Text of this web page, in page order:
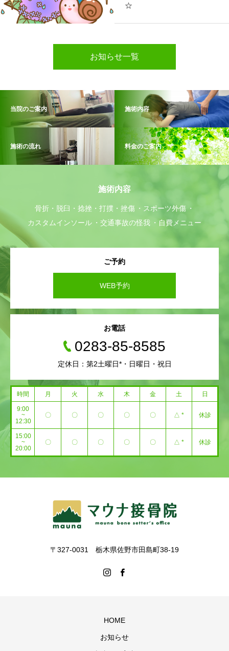
☆
お知らせ一覧
当院のご案内 施術内容
施術の流れ 料金のご案内
施術内容
骨折・脱臼・捻挫・打撲・挫傷
スポーツ外傷
カスタムインソール
交通事故の怪我 自費メニュー
ご予約
WEB予約
お電話
0283-85-8585
定休日：第2土曜日*・日曜日・祝日
時間 月 火 水 木 金 土 日
9:00
~
12:30
〇 〇 〇 〇 〇 △ * 休診
15:00
~
20:00
〇 〇 〇 〇 〇 △ * 休診
〒327-0031 栃木県佐野市田島町38-19
HOME
お知らせ